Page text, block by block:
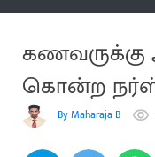
கணவருக்கு
கொன்ற
By Maharaja B